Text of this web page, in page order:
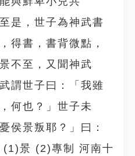
是，世子為神武書
得書，書背微點，
不至，又聞神武
謂世子曰：「我雖
何也？」世子未
侯景叛耶？」曰：
(1)景 (2)專制 河南十